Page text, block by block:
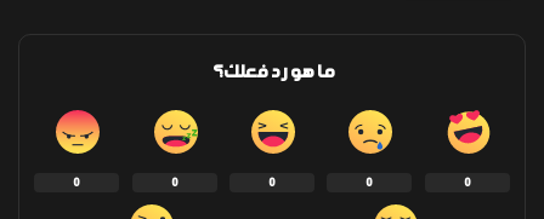
ما هو رد فعلك؟
0
0
0
0
0